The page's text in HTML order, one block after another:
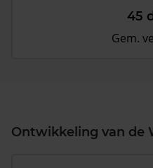
45
Gem.
Ontwikkeling van de